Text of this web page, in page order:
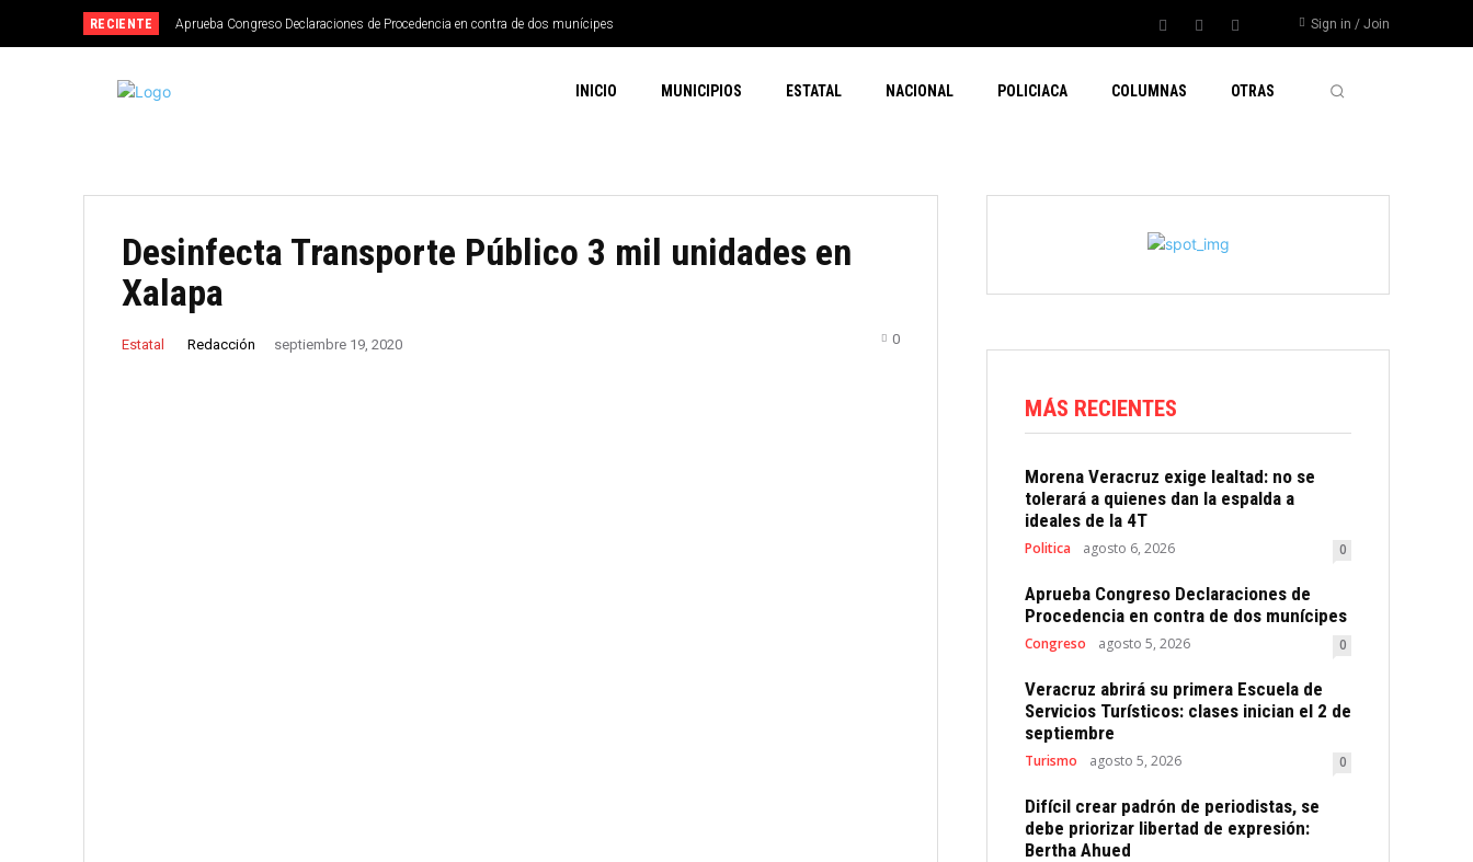
RECIENTE Aprueba Congreso Declaraciones de Procedencia en contra de dos munícipes Sign in / Join
INICIO MUNICIPIOS ESTATAL NACIONAL POLICIACA COLUMNAS OTRAS
Desinfecta Transporte Público 3 mil unidades en
Xalapa
Estatal Redacción septiembre 19, 2020 0
MÁS RECIENTES
Morena Veracruz exige lealtad: no se
tolerará a quienes dan la espalda a
ideales de la 4T
Politica agosto 6, 2026 0
Aprueba Congreso Declaraciones de
Procedencia en contra de dos munícipes
Congreso agosto 5, 2026 0
Veracruz abrirá su primera Escuela de
Servicios Turísticos: clases inician el 2 de
septiembre
Turismo agosto 5, 2026 0
Difícil crear padrón de periodistas, se
debe priorizar libertad de expresión:
Bertha Ahued